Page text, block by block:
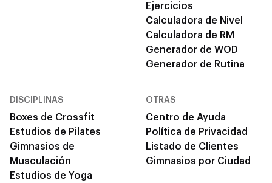
Ejercicios
Calculadora de Nivel
Calculadora de RM
Generador de WOD
Generador de Rutina
DISCIPLINAS
Boxes de Crossfit
Estudios de Pilates
Gimnasios de
Musculación
Estudios de Yoga
OTRAS
Centro de Ayuda
Política de Privacidad
Listado de Clientes
Gimnasios por Ciudad